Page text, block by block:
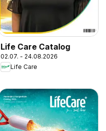
Life Care Catalog
02.07. - 24.08.2026
Life Care